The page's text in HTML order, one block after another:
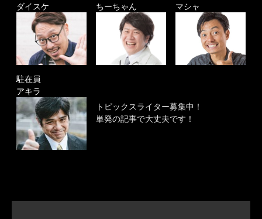
ダイスケ
ちーちゃん
マシャ
駐在員
アキラ
トピックスライター募集中！
単発の記事で大丈夫です！